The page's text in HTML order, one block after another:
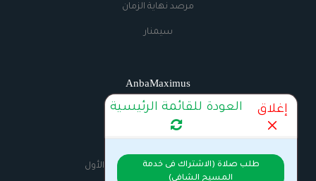
مرصد نهاية الزمان
سيمنار
AnbaMaximus
اتصل بنا
الراديو
السيرة الذاتية للانبا مكسيموس الأول
إغلاق العودة للقائمة الرئيسية
طلب صلاة (الاشتراك فى خدمة
المسيح الشافي)